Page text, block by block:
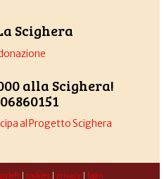
Scighera
alla Scighera!
al Progetto Scighera
| cookies| privacy| login